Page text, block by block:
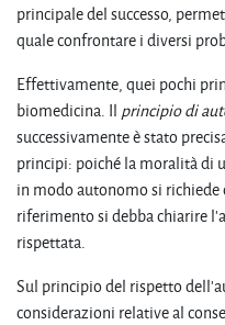
principale del successo,
quale confrontare i diversi
Effettivamente, quei pochi
biomedicina. Il principiodi
successivamente è stato
principi: poiché la moralità di
in modo autonomo si
riferimento si debba chiarire
rispettata.
Sul principio del rispetto
considerazioni relative al